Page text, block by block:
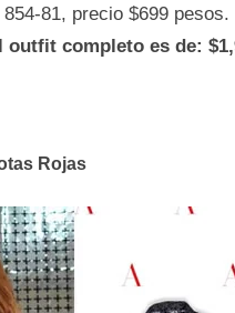
81, precio $699 pesos.
outfit completo es de:
Rojas